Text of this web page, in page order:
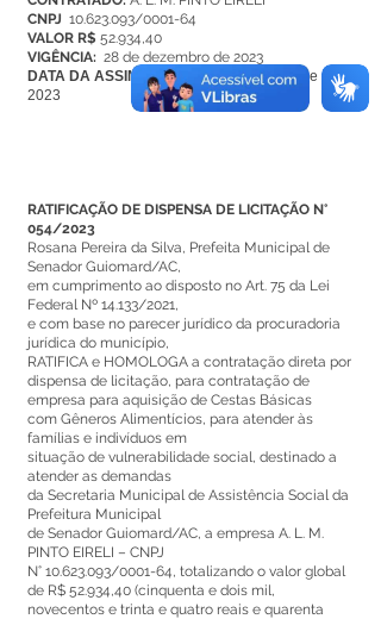
CNPJ 10.623.093/0001-64
VALOR R$ 52.934,40
VIGÊNCIA: 28 de dezembro de 2023
DATA DA ASSINATURA:
29 de setembro de
2023
RATIFICAÇÃO DE DISPENSA DE LICITAÇÃO N°
054/2023
Rosana Pereira da Silva, Prefeita Municipal de
Senador Guiomard/AC,
em cumprimento ao disposto no Art. 75 da Lei
Federal Nº 14.133/2021,
e com base no parecer jurídico da procuradoria
jurídica do município,
RATIFICA e HOMOLOGA a contratação direta por
dispensa de licitação, para contratação de
empresa para aquisição de Cestas Básicas
com Gêneros Alimentícios, para atender às
famílias e indivíduos em
situação de vulnerabilidade social, destinado a
atender as demandas
da Secretaria Municipal de Assistência Social da
Prefeitura Municipal
de Senador Guiomard/AC, a empresa A. L. M.
PINTO EIRELI – CNPJ
N° 10.623.093/0001-64, totalizando o valor global
de R$ 52.934,40 (cinquenta e dois mil,
novecentos e trinta e quatro reais e quarenta